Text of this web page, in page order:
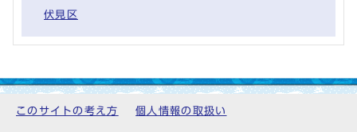
伏見区
このサイトの考え方 個人情報の取扱い